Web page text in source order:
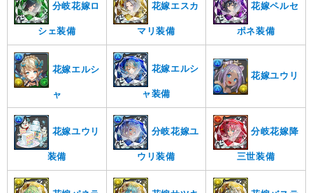
分岐花嫁ロ
シェ装備
花嫁エスカ
マリ装備
花嫁ペルセ
ポネ装備
花嫁エルシ
ャ
花嫁エルシ
ャ装備
花嫁ユウリ
花嫁ユウリ
装備
分岐花嫁ユ
ウリ装備
分岐花嫁降
三世装備